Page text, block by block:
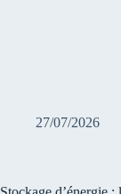
27/07/2026